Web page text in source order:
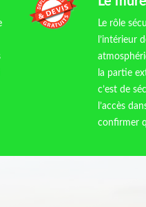
Le rôle
l’intérieur
la partie
c’est de
l’accès
confirmer